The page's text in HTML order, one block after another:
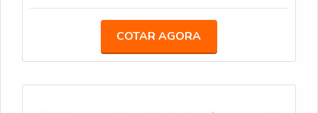
contato imediato com nossa central e protocolos de
transporte para prolongar vida útil do equipamento.
7. COMPRA, LOGÍSTICA E PÓS-VENDA: LOJA,
TRANSPORTE, CONSULTAS E ORÇAMENTO
Eu explico como comprar e gerenciar logística de uma
COTAR AGORA